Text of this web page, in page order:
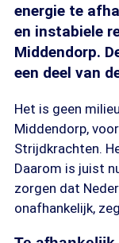
energie te
en instabiele
Middendorp.
een deel van
Het is geen
Middendorp,
Strijdkrachten.
Daarom is juist
zorgen dat
onafhankelijk,